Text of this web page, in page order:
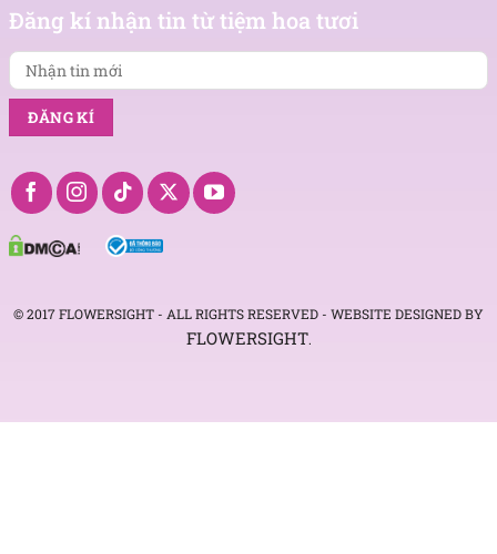
Đăng kí nhận tin từ tiệm hoa tươi
tin
mới
© 2017 FLOWERSIGHT - ALL RIGHTS RESERVED - WEBSITE DESIGNED BY
FLOWERSIGHT.